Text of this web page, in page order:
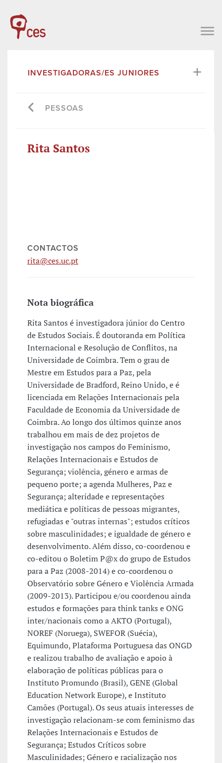
INVESTIGADORAS/ES JUNIORES
PESSOAS
Rita Santos
CONTACTOS
rita@ces.uc.pt
Nota biográfica
Rita Santos é investigadora júnior do Centro
de Estudos Sociais. É doutoranda em Política
Internacional e Resolução de Conflitos, na
Universidade de Coimbra. Tem o grau de
Mestre em Estudos para a Paz, pela
Universidade de Bradford, Reino Unido, e é
licenciada em Relações Internacionais pela
Faculdade de Economia da Universidade de
Coimbra. Ao longo dos últimos quinze anos
trabalhou em mais de dez projetos de
investigação nos campos do Feminismo,
Relações Internacionais e Estudos de
Segurança; violência, género e armas de
pequeno porte; a agenda Mulheres, Paz e
Segurança; alteridade e representações
mediática e políticas de pessoas migrantes,
refugiadas e "outras internas"; estudos críticos
sobre masculinidades; e igualdade de género e
desenvolvimento. Além disso, co-coordenou e
co-editou o Boletim P@x do grupo de Estudos
para a Paz (2008-2014) e co-coordenou o
Observatório sobre Género e Violência Armada
(2009-2013). Participou e/ou coordenou ainda
estudos e formações para think tanks e ONG
inter/nacionais como a AKTO (Portugal),
NOREF (Noruega), SWEFOR (Suécia),
Equimundo, Plataforma Portuguesa das ONGD
e realizou trabalho de avaliação e apoio à
elaboração de políticas públicas para o
Instituto Promundo (Brasil), GENE (Global
Education Network Europe), e Instituto
Camões (Portugal). Os seus atuais interesses de
investigação relacionam-se com feminismo das
Relações Internacionais e Estudos de
Segurança; Estudos Críticos sobre
Masculinidades; Género e racialização nos